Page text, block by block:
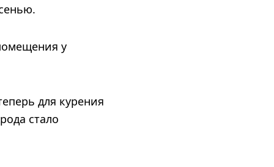
у
для курения
стало